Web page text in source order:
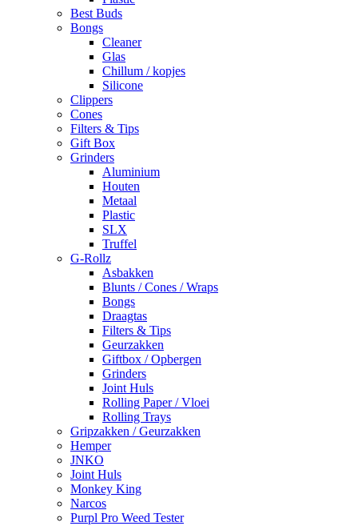
Best Buds
Bongs
Cleaner
Glas
Chillum / kopjes
Silicone
Clippers
Cones
Filters & Tips
Gift Box
Grinders
Aluminium
Houten
Metaal
Plastic
SLX
Truffel
G-Rollz
Asbakken
Blunts / Cones / Wraps
Bongs
Draagtas
Filters & Tips
Geurzakken
Giftbox / Opbergen
Grinders
Joint Huls
Rolling Paper / Vloei
Rolling Trays
Gripzakken / Geurzakken
Hemper
JNKO
Joint Huls
Monkey King
Narcos
Purpl Pro Weed Tester